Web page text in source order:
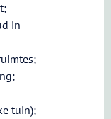
in
tuin);